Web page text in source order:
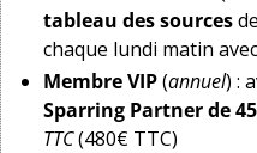
tableau des sources
chaque lundi matin
Membre VIP (annuel) :
Sparring Partner de
TTC (480€ TTC)